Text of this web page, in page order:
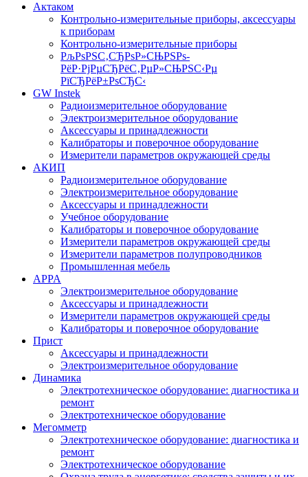
Актаком
Контрольно-измерительные приборы, аксессуары
к приборам
Контрольно-измерительные приборы
РљРѕРЅС‚СЂРѕР»СЊРЅРѕ-
РёР·РјРµСЂРёС‚РµР»СЊРЅС‹Рµ
РїСЂРёР±РѕСЂС‹
GW Instek
Радиоизмерительное оборудование
Электроизмерительное оборудование
Аксессуары и принадлежности
Калибраторы и поверочное оборудование
Измерители параметров окружающей среды
АКИП
Радиоизмерительное оборудование
Электроизмерительное оборудование
Аксессуары и принадлежности
Учебное оборудование
Калибраторы и поверочное оборудование
Измерители параметров окружающей среды
Измерители параметров полупроводников
Промышленная мебель
APPA
Электроизмерительное оборудование
Аксессуары и принадлежности
Измерители параметров окружающей среды
Калибраторы и поверочное оборудование
Прист
Аксессуары и принадлежности
Электроизмерительное оборудование
Динамика
Электротехническое оборудование: диагностика и
ремонт
Электротехническое оборудование
Мегомметр
Электротехническое оборудование: диагностика и
ремонт
Электротехническое оборудование